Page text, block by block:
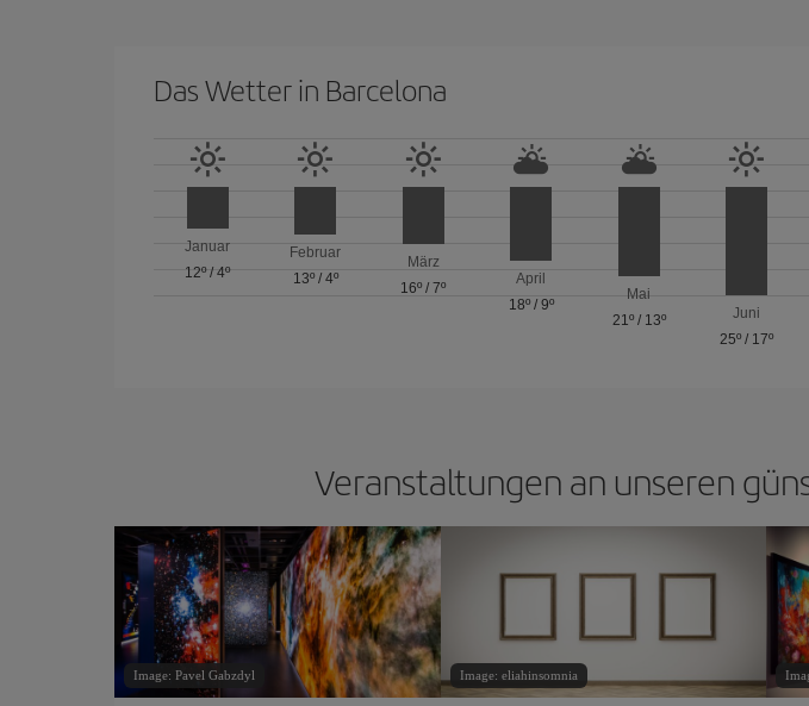
Das Wetter in Barcelona
Januar
12º/4º
Februar
13º/ 4º
März
16º /7º
April
18º/ 9º
Mai
21º/ 13º
Juni
25º / 17º
Veranstaltungen an unseren
Image: Pavel Gabzdyl Image: eliahinsomnia